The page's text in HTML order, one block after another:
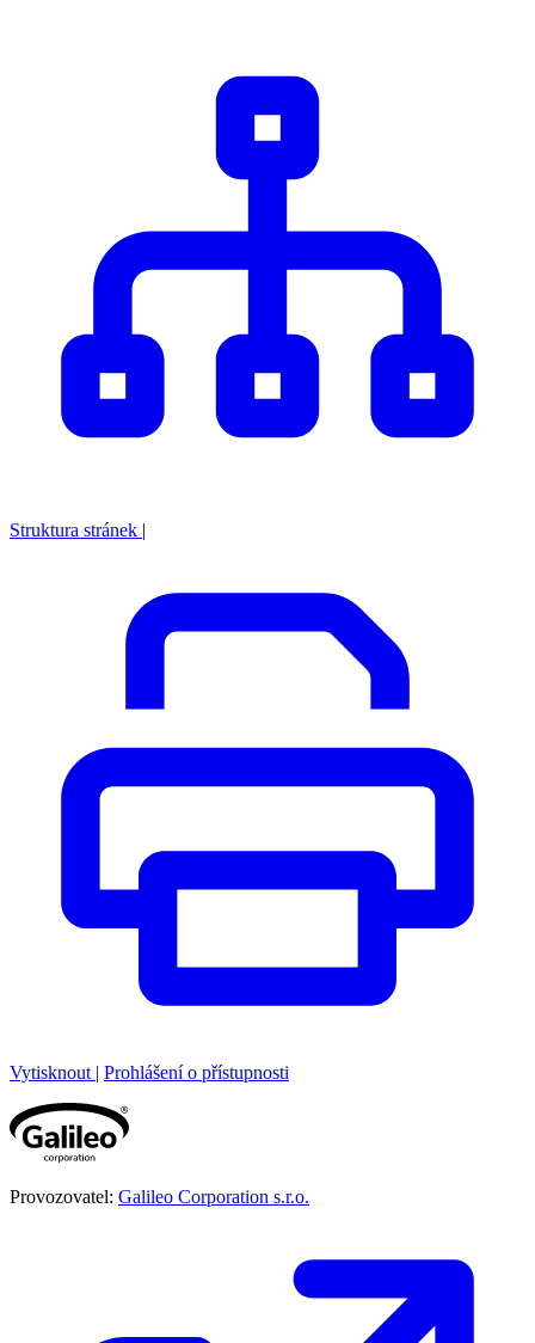
Struktura stránek
Vytisknout Prohlášení o přístupnosti
Provozovatel: Galileo Corporation s.r.o.